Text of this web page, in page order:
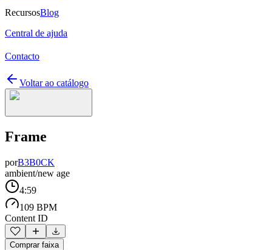
RecursosBlog
Central de ajuda
Contacto
Voltar ao catálogo
Frame
porB3B0CK
ambient/new age
4:59
109 BPM
Content ID
Comprar faixa